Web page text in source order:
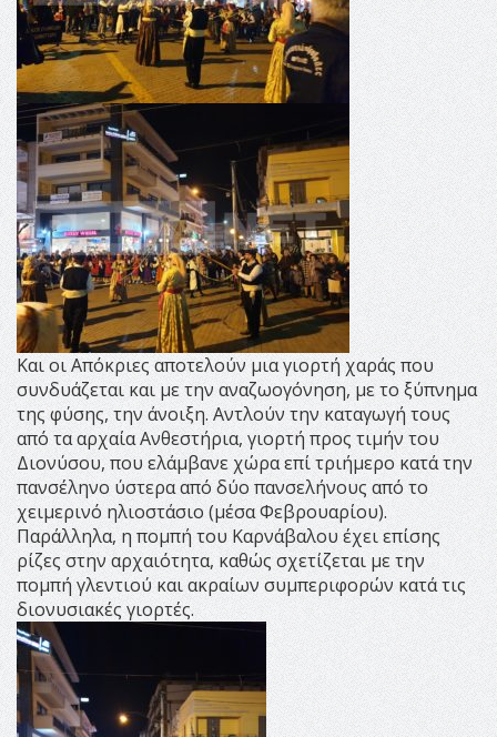
Και οι Απόκριες αποτελούν μια γιορτή χαράς που
συνδυάζεται και με την αναζωογόνηση, με το ξύπνημα
της φύσης, την άνοιξη. Αντλούν την καταγωγή τους
από τα αρχαία Ανθεστήρια, γιορτή προς τιμήν του
Διονύσου, που ελάμβανε χώρα επί τριήμερο κατά την
πανσέληνο ύστερα από δύο πανσελήνους από το
χειμερινό ηλιοστάσιο (μέσα Φεβρουαρίου).
Παράλληλα, η πομπή του Καρνάβαλου έχει επίσης
ρίζες στην αρχαιότητα, καθώς σχετίζεται με την
πομπή γλεντιού και ακραίων συμπεριφορών κατά τις
διονυσιακές γιορτές.